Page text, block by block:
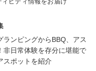
ランピングからBBQ、アス
非日常体験を存分に堪能で
スポットを紹介